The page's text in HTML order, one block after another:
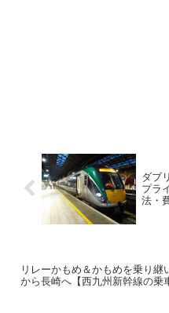
ダブ
プラ
法・
リレーかもめ＆かもめを乗り継
から長崎へ【西九州新幹線の乗